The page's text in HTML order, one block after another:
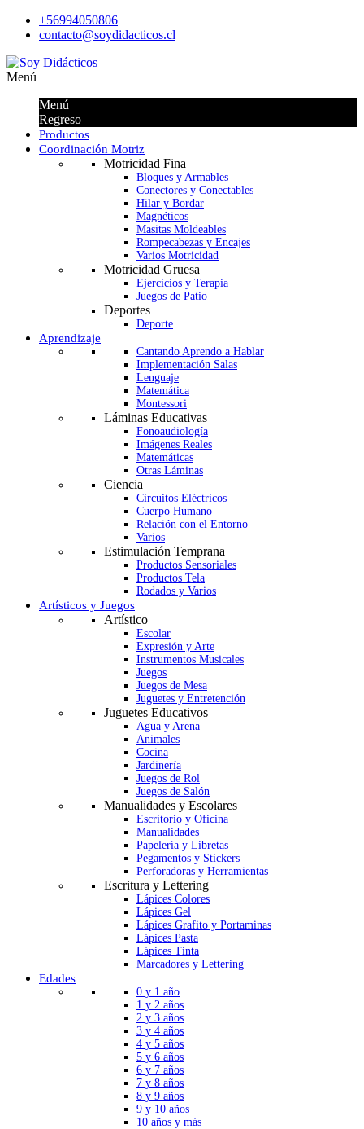
+56994050806
contacto@soydidacticos.cl
Menú
Menú
Regreso
Productos
Coordinación Motriz
Motricidad Fina
Bloques y Armables
Conectores y Conectables
Hilar y Bordar
Magnéticos
Masitas Moldeables
Rompecabezas y Encajes
Varios Motricidad
Motricidad Gruesa
Ejercicios y Terapia
Juegos de Patio
Deportes
Deporte
Aprendizaje
Cantando Aprendo a Hablar
Implementación Salas
Lenguaje
Matemática
Montessori
Láminas Educativas
Fonoaudiología
Imágenes Reales
Matemáticas
Otras Láminas
Ciencia
Circuitos Eléctricos
Cuerpo Humano
Relación con el Entorno
Varios
Estimulación Temprana
Productos Sensoriales
Productos Tela
Rodados y Varios
Artísticos y Juegos
Artístico
Escolar
Expresión y Arte
Instrumentos Musicales
Juegos
Juegos de Mesa
Juguetes y Entretención
Juguetes Educativos
Agua y Arena
Animales
Cocina
Jardinería
Juegos de Rol
Juegos de Salón
Manualidades y Escolares
Escritorio y Oficina
Manualidades
Papelería y Libretas
Pegamentos y Stickers
Perforadoras y Herramientas
Escritura y Lettering
Lápices Colores
Lápices Gel
Lápices Grafito y Portaminas
Lápices Pasta
Lápices Tinta
Marcadores y Lettering
Edades
0 y 1 año
1 y 2 años
2 y 3 años
3 y 4 años
4 y 5 años
5 y 6 años
6 y 7 años
7 y 8 años
8 y 9 años
9 y 10 años
10 años y más